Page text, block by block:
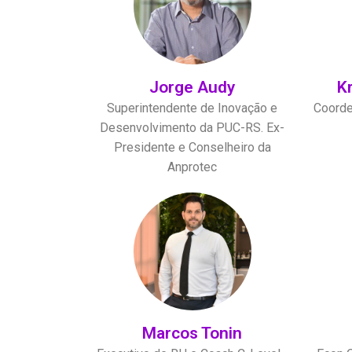
Jorge Audy
Superintendente de Inovação e
Desenvolvimento da PUC-RS. Ex-
Presidente e Conselheiro da
Anprotec
Marcos Tonin